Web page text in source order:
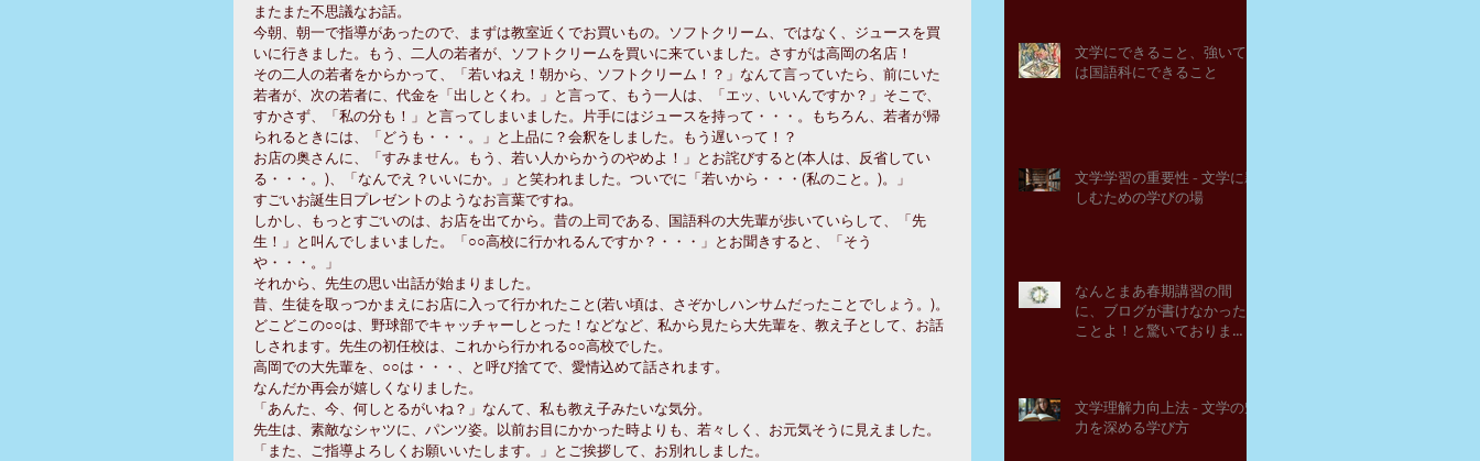
またまた不思議なお話。
今朝、朝一で指導があったので、まずは教室近くでお買いもの。ソフトクリーム、ではなく、ジュースを買
いに行きました。もう、二人の若者が、ソフトクリームを買いに来ていました。さすがは高岡の名店！
その二人の若者をからかって、「若いねえ！朝から、ソフトクリーム！？」なんて言っていたら、前にいた
若者が、次の若者に、代金を「出しとくわ。」と言って、もう一人は、「エッ、いいんですか？」そこで、
すかさず、「私の分も！」と言ってしまいました。片手にはジュースを持って・・・。もちろん、若者が帰
られるときには、「どうも・・・。」と上品に？会釈をしました。もう遅いって！？
お店の奥さんに、「すみません。もう、若い人からかうのやめよ！」とお詫びすると(本人は、反省してい
る・・・。)、「なんでえ？いいにか。」と笑われました。ついでに「若いから・・・(私のこと。)。」
すごいお誕生日プレゼントのようなお言葉ですね。
しかし、もっとすごいのは、お店を出てから。昔の上司である、国語科の大先輩が歩いていらして、「先
生！」と叫んでしまいました。「○○高校に行かれるんですか？・・・」とお聞きすると、「そう
や・・・。」
それから、先生の思い出話が始まりました。
昔、生徒を取っつかまえにお店に入って行かれたこと(若い頃は、さぞかしハンサムだったことでしょう。)。
どこどこの○○は、野球部でキャッチャーしとった！などなど、私から見たら大先輩を、教え子として、お話
しされます。先生の初任校は、これから行かれる○○高校でした。
高岡での大先輩を、○○は・・・、と呼び捨てで、愛情込めて話されます。
なんだか再会が嬉しくなりました。
「あんた、今、何しとるがいね？」なんて、私も教え子みたいな気分。
先生は、素敵なシャツに、パンツ姿。以前お目にかかった時よりも、若々しく、お元気そうに見えました。
「また、ご指導よろしくお願いいたします。」とご挨拶して、お別れしました。
文学にできること、強いて
は国語科にできること
文学学習の重要性 - 文学に親
しむための学びの場
なんとまあ春期講習の間
に、ブログが書けなかった
ことよ！と驚いておりま
文学理解力向上法 - 文学の魅
力を深める学び方